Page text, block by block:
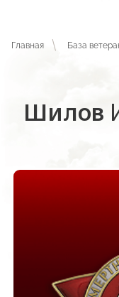
Главная База
Шилов